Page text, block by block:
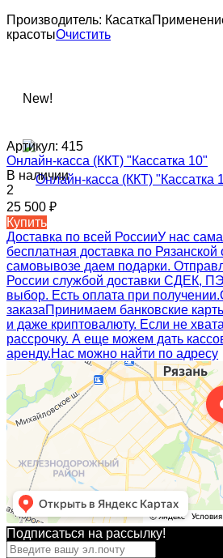
Производитель: Касатка
красотыОчистить
New!
Артикул: 415
Онлайн-касса (ККТ) "Кассатка 10"
В наличии
2
25 500 ₽
Купить
Доставка по всей РоссииУ нас
бесплатная доставка по Рязанской
самовывозе даем подарки.
России службой доставки СДЕК,
выбор. Есть оплата при получении.
заказаПринимаем банковские
и даже криптовалюту. Если не
рассрочку. А еще можем дать
аренду.Нас можно найти по адресу
Подписаться на рассылкy!